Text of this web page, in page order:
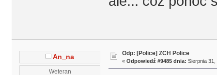
An_na
Weteran
Odp: [Police] ZCH Police
« Odpowiedź #9485 dnia: Sierpnia